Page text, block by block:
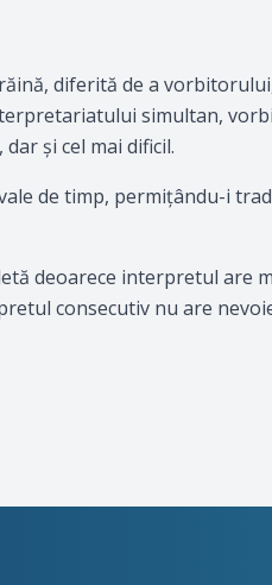
diferită de a
simultan,
şi cel mai dificil.
de timp, permiţându-i
deoarece interpretul are
consecutiv nu are